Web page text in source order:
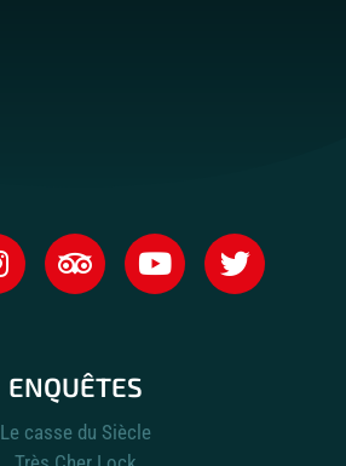
ENQUÊTES
Le casse du Siècle